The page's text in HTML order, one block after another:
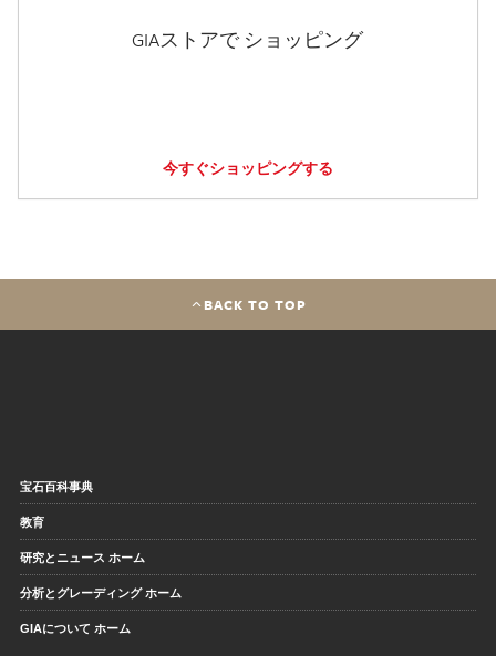
GIAストアで ショッピング
今すぐショッピングする
BACK TO TOP
宝石百科事典
教育
研究とニュース ホーム
分析とグレーディング ホーム
GIAについて ホーム